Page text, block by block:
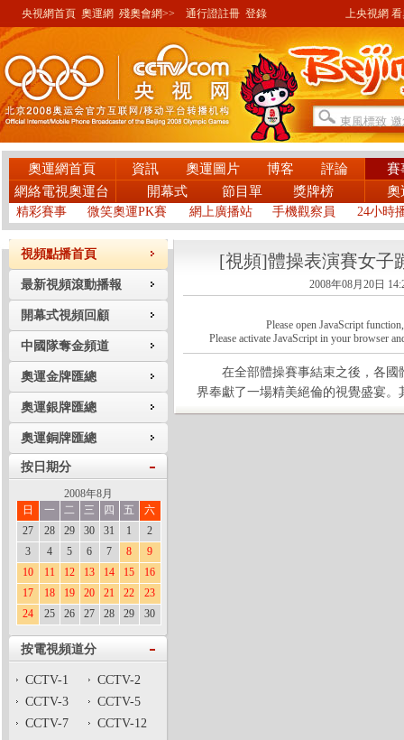
央視網首頁 奧運網 殘奧會網>> 通行證註冊 登錄 上央視網 看奧
奧運網首頁 資訊 奧運圖片 博客 評論
賽
網絡電視奧運台
開幕式 節目單 獎牌榜 奧
精彩賽事 微笑奧運PK賽 網上廣播站 手機觀察員 24小時
視頻點播首頁
最新視頻滾動播報
開幕式視頻回顧
中國隊奪金頻道
奧運金牌匯總
奧運銀牌匯總
奧運銅牌匯總
按日期分
2008年8月
日
一 二 三 四 五
六
27
28 29 30 31 1
2
3
4 5 6 7 8
9
10
11 12 13 14 15
16
17
18 19 20 21 22
23
24
25 26 27 28 29 30
按電視頻道分
CCTV-1
CCTV-2
CCTV-3
CCTV-5
CCTV-7
CCTV-12
[視頻]體操表演賽女子
2008年08月20日
Please open JavaScript
Please activate JavaScript in your browser
在全部體操賽事結束之後，各國
界奉獻了一場精美絕倫的視覺盛宴